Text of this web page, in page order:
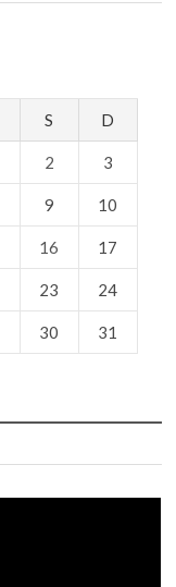
S D
2 3
9 10
16 17
23 24
30
31